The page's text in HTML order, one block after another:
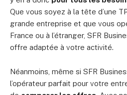
Que vous soyez à la tête d’une
grande entreprise et que vous
France ou à l’étranger, SFR
offre adaptée à votre activité.
Néanmoins, même si SFR
l’opérateur parfait pour votre